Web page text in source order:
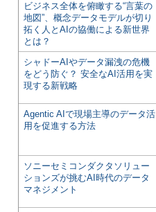
ビジネス全体を俯瞰する“言葉の
地図”、概念データモデルが切り
拓く人とAIの協働による新世界
とは？
シャドーAIやデータ漏洩の危機
をどう防ぐ？ 安全なAI活用を実
現する新戦略
Agentic AIで現場主導のデータ活
用を促進する方法
ソニーセミコンダクタソリュー
ションズが挑むAI時代のデータ
マネジメント